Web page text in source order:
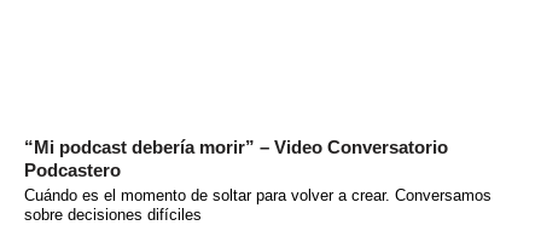
“Mi podcast debería morir” – Video Conversatorio
Podcastero
Cuándo es el momento de soltar para volver a crear. Conversamos
sobre decisiones difíciles